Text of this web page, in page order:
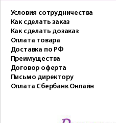
Условия сотрудничества
Как сделать заказ
Как сделать дозаказ
Оплата товара
Доставка по РФ
Преимущества
Договор оферта
Письмо директору
Оплата Сбербанк Онлайн